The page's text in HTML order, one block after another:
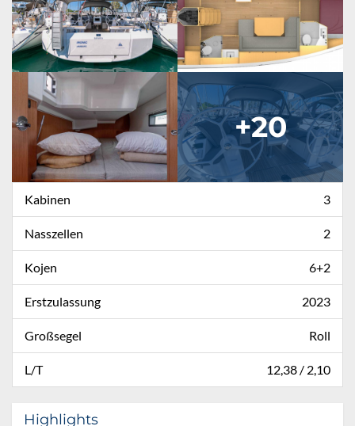
+20
Kabinen 3
Nasszellen 2
Kojen 6+2
Erstzulassung 2023
Großsegel Roll
L/T 12,38 / 2,10
Highlights